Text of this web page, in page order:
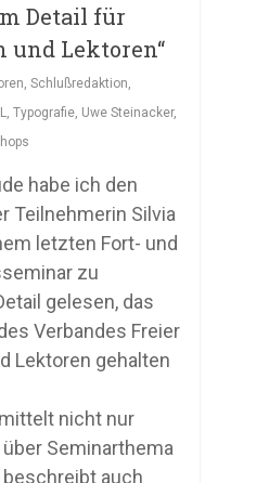
Detail für
und Lektoren“
, Schlußredaktion,
, Typografie, Uwe Steinacker,
habe ich den
Teilnehmerin Silvia
letzten Fort- und
zu
gelesen, das
Verbandes Freier
Lektoren gehalten
nicht nur
Seminarthema
beschreibt auch